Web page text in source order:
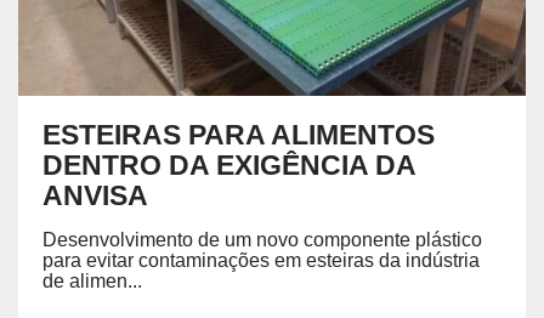
ESTEIRAS PARA ALIMENTOS
DENTRO DA EXIGÊNCIA DA
ANVISA
Desenvolvimento de um novo componente plástico
para evitar contaminações em esteiras da indústria
de alimen...